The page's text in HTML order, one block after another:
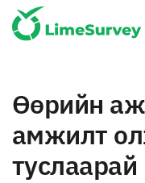
Өөрийн
амжилт
туслаарай